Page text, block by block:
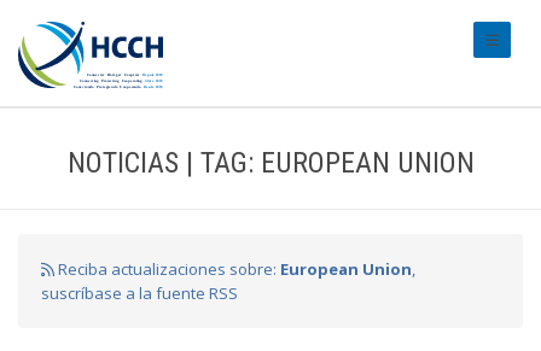
NOTICIAS | TAG: EUROPEAN UNION
Reciba actualizaciones sobre: European Union,
suscríbase a la fuente RSS